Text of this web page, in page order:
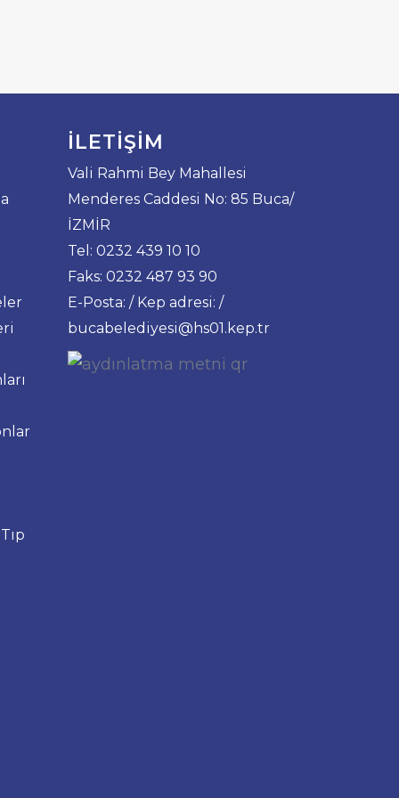
İLETIŞIM
Vali Rahmi Bey Mahallesi
Menderes Caddesi No: 85 Buca/
İZMİR
Tel: 0232 439 10 10
Faks: 0232 487 93 90
E-Posta: / Kep adresi: /
bucabelediyesi@hs01.kep.tr